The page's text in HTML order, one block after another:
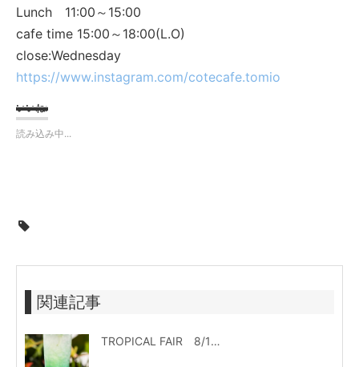
Lunch 11:00～15:00
cafe time 15:00～18:00(L.O)
close:Wednesday
https://www.instagram.com/cotecafe.tomio
いいね:
読み込み中...
関連記事
TROPICAL FAIR 8/11（木）〜8/28（日）